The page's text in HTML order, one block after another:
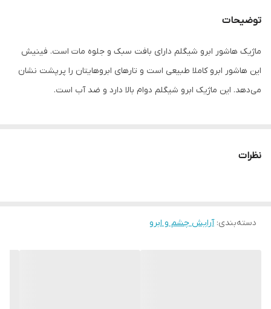
توضیحات
ماژیک هاشور ابرو شیگلم دارای بافت سبک و جلوه مات است. فینیش
این هاشور ابرو کاملا طبیعی است و تارهای ابروهایتان را پرپشت نشان
می‌دهد. این ماژیک ابرو شیگلم دوام بالا دارد و ضد آب است.
نظرات
دسته‌بندی:آرایش چشم و ابرو